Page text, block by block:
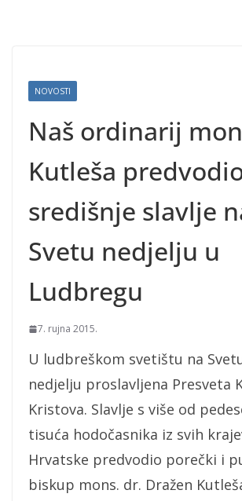
NOVOSTI
Naš ordinarij
Kutleša
središnje slavlje
Svetu nedjelju u
Ludbregu
7. rujna 2015.
U ludbreškom svetištu na
nedjelju proslavljena Presveta
Kristova. Slavlje s više od
tisuća hodočasnika iz svih
Hrvatske predvodio porečki i
biskup mons. dr. Dražen